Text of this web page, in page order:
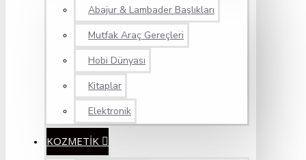
Abajur & Lambader Başlıkları
Mutfak Araç Gereçleri
Hobi Dünyası
Kitaplar
Elektronik
KOZMETİK